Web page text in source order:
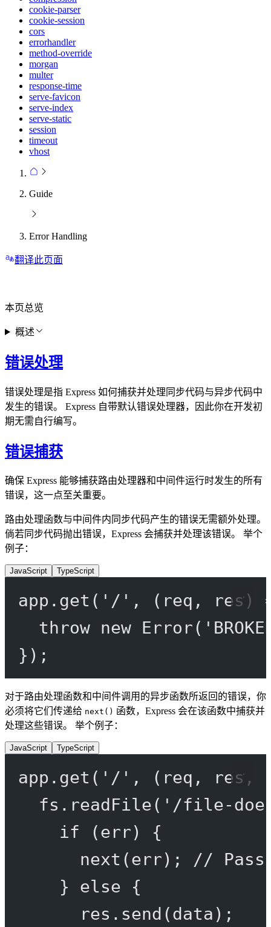
cookie-parser
cookie-session
cors
errorhandler
method-override
morgan
multer
response-time
serve-favicon
serve-index
serve-static
session
timeout
vhost
Guide
Error Handling
翻译此页面
错误处理
错误处理是指 Express 如何捕获并处理同步代码与异步代码中
发生的错误。 Express 自带默认错误处理器，因此你在开发初
期无需自行编写。
错误捕获
确保 Express 能够捕获路由处理器和中间件运行时发生的所有
错误，这一点至关重要。
路由处理函数与中间件内同步代码产生的错误无需额外处理。
倘若同步代码抛出错误，Express 会捕获并处理该错误。 举个
例子：
JavaScript TypeScript
app. get ( '/' , ( req , res)
throw
new Error(
});
对于路由处理函数和中间件调用的异步函数所返回的错误，你
必须将它们传递给 next() 函数，Express 会在该函数中捕获并
处理这些错误。 举个例子：
JavaScript TypeScript
app. get ( '/' , ( req , res,
fs. readFile( '/file-
if (err) {
next (err);
//
} else {
res. send (data);
本页总览
概述